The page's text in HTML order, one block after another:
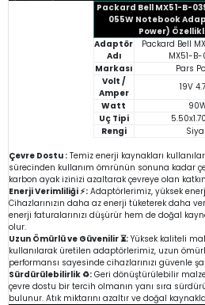
Packard Bell MX51-B-
055W Notebook
Power)
Adaptör
Adı
Packard Bell
MX51-
Markası
Pars
Volt /
Amper
19V
Watt
Uç Tipi
Rengi
Çevre Dostu : Temiz enerji kaynakları
sürecinden kullanım ömrünün sonuna kadar
karbon ayak izinizi azaltarak çevreye olan
Enerji Verimliliği ⚡: Adaptörlerimiz, yüksek
Cihazlarınızın daha az enerji tüketerek daha
enerji faturalarınızı düşürür hem de doğal
olur.
Uzun Ömürlü ve Güvenilir ⏳: Yüksek kaliteli
kullanılarak üretilen adaptörlerimiz, uzun
performansı sayesinde cihazlarınızı güvenle
Sürdürülebilirlik ♻️: Geri dönüştürülebilir
çevre dostu bir tercih olmanın yanı sıra
bulunur. Atık miktarını azaltır ve doğal